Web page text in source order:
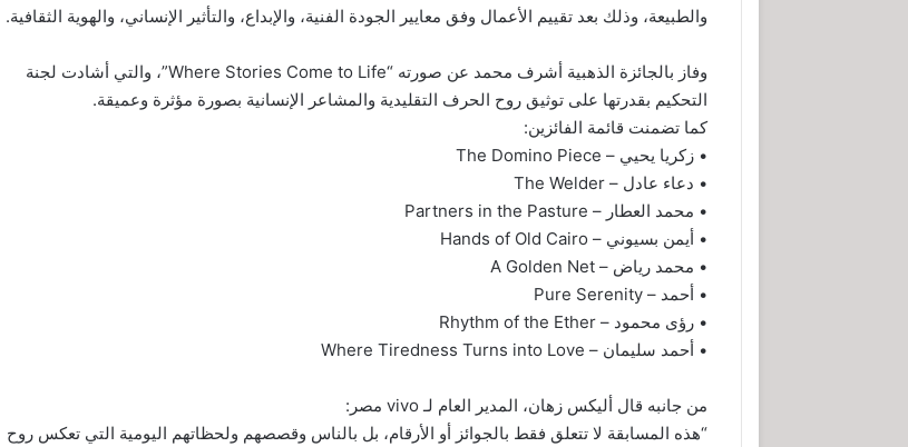
والطبيعة، وذلك بعد تقييم الأعمال وفق معايير الجودة الفنية، والإبداع، والتأثير الإنساني، والهوية الثقافية.
وفاز بالجائزة الذهبية أشرف محمد عن صورته “Where Stories Come to Life”، والتي أشادت لجنة
التحكيم بقدرتها على توثيق روح الحرف التقليدية والمشاعر الإنسانية بصورة مؤثرة وعميقة.
كما تضمنت قائمة الفائزين:
• زكريا يحيي – The Domino Piece
• دعاء عادل – The Welder
• محمد العطار – Partners in the Pasture
• أيمن بسيوني – Hands of Old Cairo
• محمد رياض – A Golden Net
• أحمد – Pure Serenity
• رؤى محمود – Rhythm of the Ether
• أحمد سليمان – Where Tiredness Turns into Love
من جانبه قال أليكس زهان، المدير العام لـ vivo مصر:
“هذه المسابقة لا تتعلق فقط بالجوائز أو الأرقام، بل بالناس وقصصهم ولحظاتهم اليومية التي تعكس روح